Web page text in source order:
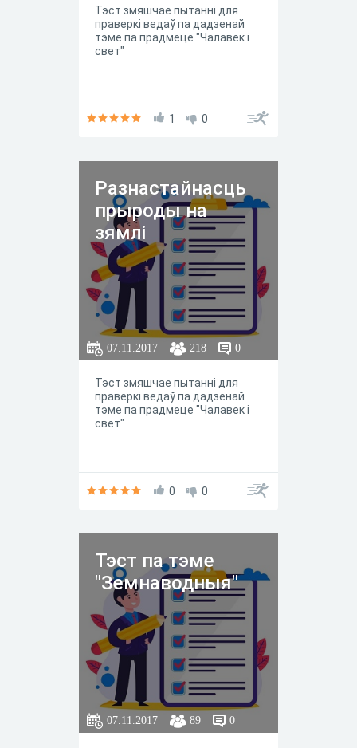
Тэст змяшчае пытанні для
праверкі ведаў па дадзенай
тэме па прадмеце "Чалавек і
свет"
1 0
Разнастайнасць
прыроды на
зямлі
07.11.2017 218 0
Тэст змяшчае пытанні для
праверкі ведаў па дадзенай
тэме па прадмеце "Чалавек і
свет"
0 0
Тэст па тэме
"Земнаводныя"
07.11.2017 89 0